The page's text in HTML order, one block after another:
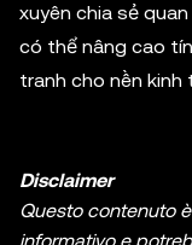
xuyên chia sẻ
có thể nâng cao
tranh cho nền kinh
Disclaimer
Questo contenuto